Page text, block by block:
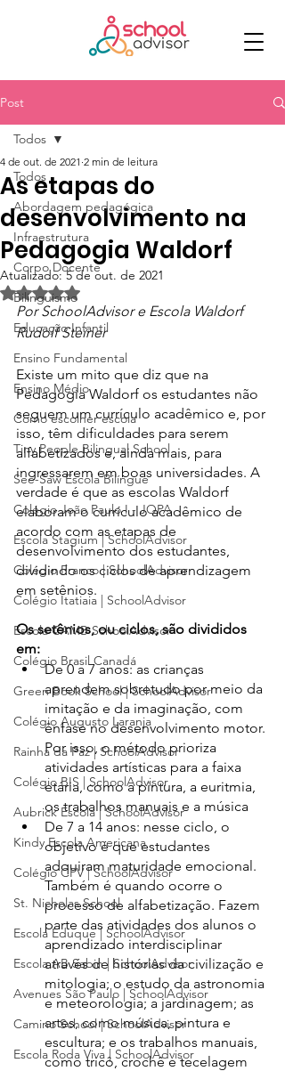
Post
Todos
Abordagem pedagógica
Infraestrutura
Corpo Docente
Bilinguismo
Educação Infantil
Ensino Fundamental
Ensino Médio
Como escolher escola
Tiny People Bilingual School
See-Saw Escola Bilíngue
Colégio João Paulo I - JOPA
Escola Stagium | SchoolAdvisor
Colégio Franco | SchoolAdvisor
Colégio Itatiaia | SchoolAdvisor
Escola CAMB SchoolAdvisor
Colégio Brasil Canadá
Green Book School | SchoolAdvisor
Colégio Augusto Laranja
Rainha da Paz | SchoolAdvisor
Colégio BIS | SchoolAdvisor
Aubrick Escola | SchoolAdvisor
Kindy Escola Americana
Colégio CPV | SchoolAdvisor
St. Nicholas School
Escola Eduque | SchoolAdvisor
Escola AB Sabin | SchoolAdvisor
Avenues São Paulo | SchoolAdvisor
Camino School | SchoolAdvisor
Escola Roda Viva | SchoolAdvisor
Todos
As etapas do
desenvolvimento na
Pedagogia Waldorf
4 de out. de 2021 2 min de leitura
Atualizado:5 de out. de 2021
Avaliado com NaN de 5 estrelas.
Por SchoolAdvisor e Escola Waldorf
Rudolf Steiner
Existe um mito que diz que na
Pedagogia Waldorf os estudantes não
seguem um currículo acadêmico e, por
isso, têm dificuldades para serem
alfabetizados e, ainda mais, para
ingressarem em boas universidades. A
verdade é que as escolas Waldorf
elaboram o currículo acadêmico de
acordo com as etapas de
desenvolvimento dos estudantes,
dividindo os ciclos de aprendizagem
em setênios.
Os setênios, ou ciclos, são divididos
em:
De 0 a 7 anos: as crianças
aprendem sobretudo por meio da
imitação e da imaginação, com
ênfase no desenvolvimento motor.
Por isso, o método prioriza
atividades artísticas para a faixa
etária, como a pintura, a euritmia,
os trabalhos manuais e a música
De 7 a 14 anos: nesse ciclo, o
objetivo é que estudantes
adquiram maturidade emocional.
Também é quando ocorre o
processo de alfabetização. Fazem
parte das atividades dos alunos o
aprendizado interdisciplinar
através de histórias da civilização e
mitologia; o estudo da astronomia
e meteorologia; a jardinagem; as
artes, como música, pintura e
escultura; e os trabalhos manuais,
como tricô, crochê e tecelagem